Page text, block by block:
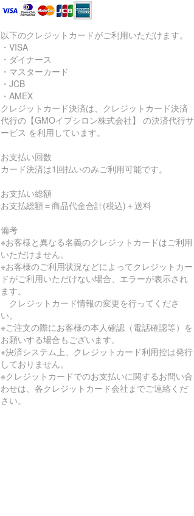
以下のクレジットカードがご利用いただけます。
・VISA
・ダイナース
・マスターカード
・JCB
・AMEX
クレジットカード決済は、クレジットカード決済
代行の【GMOイプシロン株式会社】 の決済代行サ
ービス を利用しています。
お支払い回数
カード決済は1回払いのみご利用可能です。
お支払い総額
お支払総額＝商品代金合計(税込)＋送料
備考
※お客様と異なる名義のクレジットカードはご利用
いただけません。
※お客様のご利用状況などによってクレジットカー
ドがご利用いただけない場合、エラーが表示され
ます。
クレジットカード情報の変更を行ってくださ
い。
※ご注文の際にお客様の本人確認（電話確認等）を
お願いする場合もございます。
※決済システム上、クレジットカード利用控は発行
しておりません。
※クレジットカードでのお支払いに関するお問い合
わせは、各クレジットカード会社までご連絡くだ
さい。